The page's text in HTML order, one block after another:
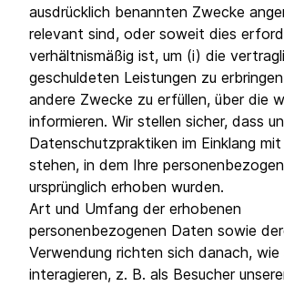
ausdrücklich benannten Zwecke
relevant sind, oder soweit dies
verhältnismäßig ist, um (i) die
geschuldeten Leistungen zu
andere Zwecke zu erfüllen, über die
informieren. Wir stellen sicher, dass
Datenschutzpraktiken im Einklang
stehen, in dem Ihre
ursprünglich erhoben wurden.
Art und Umfang der erhobenen
personenbezogenen Daten sowie
Verwendung richten sich danach, wie
interagieren, z. B. als Besucher